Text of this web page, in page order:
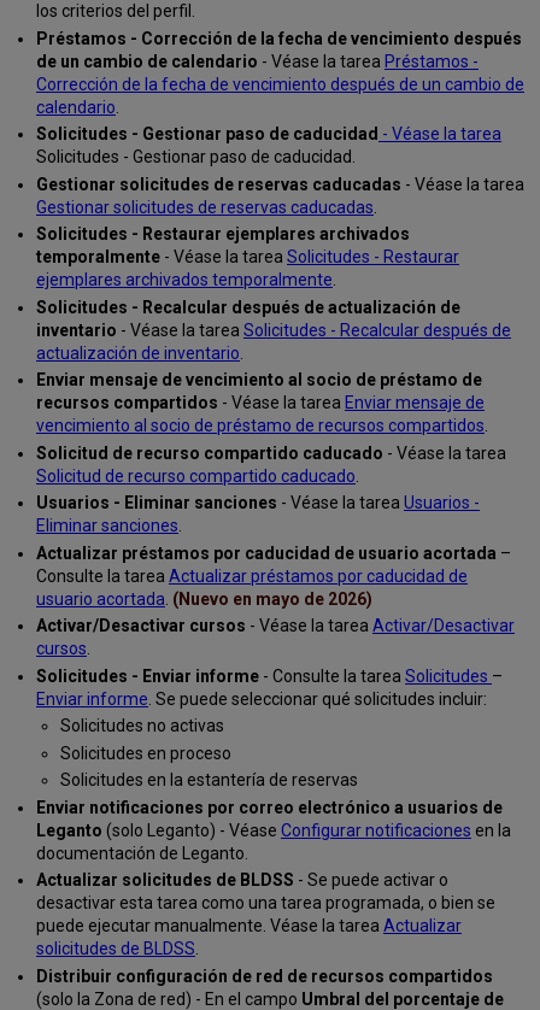
los criterios del perfil.
Préstamos - Corrección de la fecha de vencimiento después
de un cambio de calendario - Véase la tarea Préstamos -
Corrección de la fecha de vencimiento después de un cambio de
calendario
Solicitudes - Gestionar paso de caducidad - Véase la tarea
Solicitudes - Gestionar paso de caducidad.
Gestionar solicitudes de reservas caducadas - Véase la tarea
Gestionar solicitudes de reservas caducadas
Solicitudes - Restaurar ejemplares archivados
temporalmente- Véase la tarea Solicitudes - Restaurar
ejemplares archivados temporalmente
Solicitudes - Recalcular después de actualización de
inventario - Véase la tarea Solicitudes - Recalcular después de
actualización de inventario
Enviar mensaje de vencimiento al socio de préstamo de
recursos compartidos - Véase la tarea Enviar mensaje de
vencimiento al socio de préstamo de recursos compartidos
Solicitud de recurso compartido caducado - Véase la tarea
Solicitud de recurso compartido caducado
Usuarios - Eliminar sanciones - Véase la tarea Usuarios -
Eliminar sanciones
Actualizar préstamos por caducidad de usuario acortada –
Consulte la tarea Actualizar préstamos por caducidad de
usuario acortada (Nuevo en mayo de 2026)
Activar/Desactivar cursos - Véase la tarea Activar/Desactivar
cursos
Solicitudes - Enviar informe- Consulte la tarea Solicitudes –
Enviar informe . Se puede seleccionar qué solicitudes incluir:
Solicitudes no activas
Solicitudes en proceso
Solicitudes en la estantería de reservas
Enviar notificaciones por correo electrónico a usuarios de
Leganto (solo Leganto) - Véase Configurar notificaciones en la
documentación de Leganto.
Actualizar solicitudes de BLDSS - Se puede activar o
desactivar esta tarea como una tarea programada, o bien se
puede ejecutar manualmente. Véase la tarea Actualizar
solicitudes de BLDSS
Distribuir configuración de red de recursos compartidos
(solo la Zona de red) - En el campo Umbral del porcentaje de